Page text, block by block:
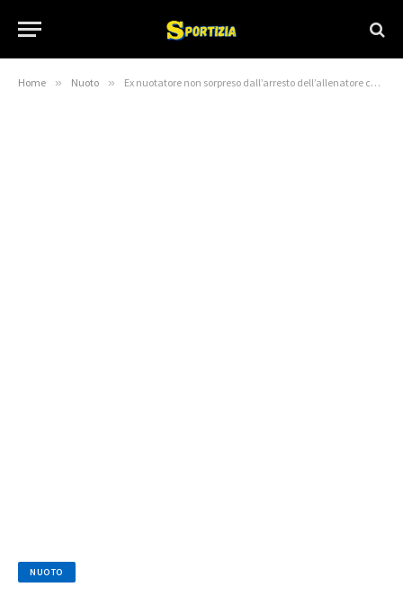
Home » Nuoto » Ex nuotatore non sorpreso dall’arresto dell’allenatore con l’accusa di pornografia infantile | WKYT
NUOTO